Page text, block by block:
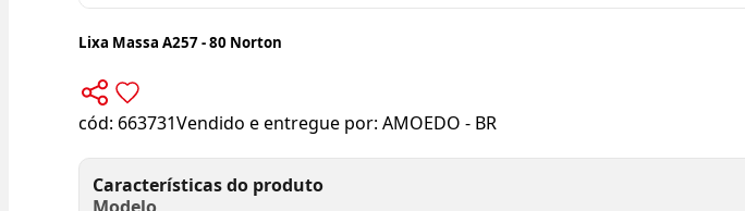
Lixa Massa A257 - 80 Norton
cód: 663731Vendido e entregue por: AMOEDO - BR
Características do produto